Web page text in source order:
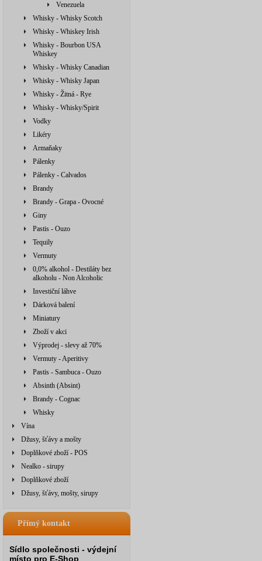
Venezuela
Whisky - Whisky Scotch
Whisky - Whiskey Irish
Whisky - Bourbon USA
Whiskey
Whisky - Whisky Canadian
Whisky - Whisky Japan
Whisky - Žitná - Rye
Whisky - Whisky/Spirit
Vodky
Likéry
Armaňaky
Pálenky
Pálenky - Calvados
Brandy
Brandy - Grapa - Ovocné
Giny
Pastis - Ouzo
Tequily
Vermuty
0,0% alkohol - Destiláty bez
alkoholu - Non Alcoholic
Investiční láhve
Dárková balení
Miniatury
Zboží v akci
Výprodej - slevy až 70%
Vermuty - Aperitivy
Pastis - Sambuca - Ouzo
Absinth (Absint)
Brandy - Cognac
Whisky
Vína
Džusy, šťávy a mošty
Doplňkové zboží - POS
Nealko - sirupy
Doplňkové zboží
Džusy, šťávy, mošty, sirupy
Přímý kontakt
Sídlo společnosti - výdejní
místo pro E-Shop